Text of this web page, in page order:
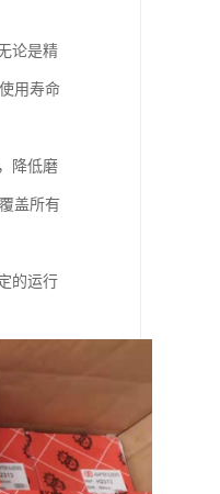
论是精
用寿命
降低磨
盖所有
的运行